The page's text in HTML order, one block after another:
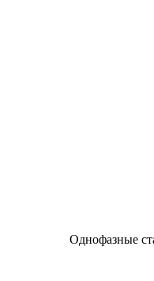
Однофазные